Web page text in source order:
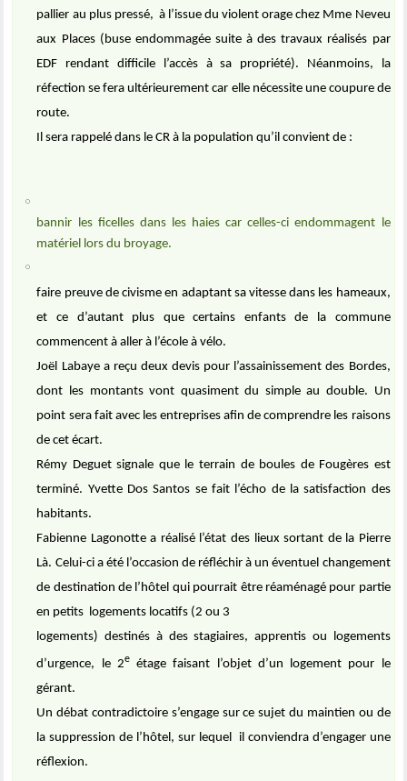
pallier au plus pressé, à l’issue du violent orage chez Mme Neveu
aux Places (buse endommagée suite à des travaux réalisés par
EDF rendant difficile l’accès à sa propriété). Néanmoins, la
réfection se fera ultérieurement car elle nécessite une coupure de
route.
Il sera rappelé dans le CR à la population qu’il convient de :
bannir les ficelles dans les haies car celles-ci endommagent le
matériel lors du broyage.
faire preuve de civisme en adaptant sa vitesse dans les hameaux,
et ce d’autant plus que certains enfants de la commune
commencent à aller à l’école à vélo.
Joël Labaye a reçu deux devis pour l’assainissement des Bordes,
dont les montants vont quasiment du simple au double. Un
point sera fait avec les entreprises afin de comprendre les raisons
de cet écart.
Rémy Deguet signale que le terrain de boules de Fougères est
terminé. Yvette Dos Santos se fait l’écho de la satisfaction des
habitants.
Fabienne Lagonotte a réalisé l’état des lieux sortant de la Pierre
Là. Celui-ci a été l’occasion de réfléchir à un éventuel changement
de destination de l’hôtel qui pourrait être réaménagé pour partie
en petits logements locatifs (2 ou 3
logements) destinés à des stagiaires, apprentis ou logements
d’urgence, le 2eétage faisant l’objet d’un logement pour le
gérant.
Un débat contradictoire s’engage sur ce sujet du maintien ou de
la suppression de l’hôtel, sur lequel
il conviendra d’engager une
réflexion.